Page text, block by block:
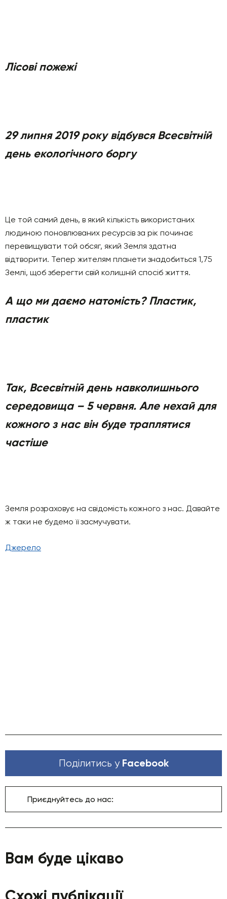
Лісові пожежі
29 липня 2019 року відбувся Всесвітній
день екологічного боргу
Це той самий день, в який кількість використаних
людиною поновлюваних ресурсів за рік починає
перевищувати той обсяг, який Земля здатна
відтворити. Тепер жителям планети знадобиться 1,75
Землі, щоб зберегти свій колишній спосіб життя.
А що ми даємо натомість? Пластик,
пластик
Так, Всесвітній день навколишнього
середовища – 5 червня. Але нехай для
кожного з нас він буде траплятися
частіше
Земля розраховує на свідомість кожного з нас. Давайте
ж таки не будемо її засмучувати.
Джерело
Поділитись у Facebook
Приєднуйтесь до нас:
Вам буде цікаво